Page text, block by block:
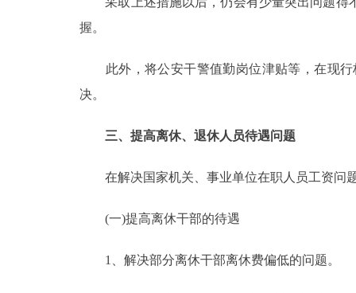
握。
此外，将公安干警值勤岗位津贴等，在现行
决。
三、提高离休、退休人员待遇问题
在解决国家机关、事业单位在职人员工资问
(一)提高离休干部的待遇
1、解决部分离休干部离休费偏低的问题。